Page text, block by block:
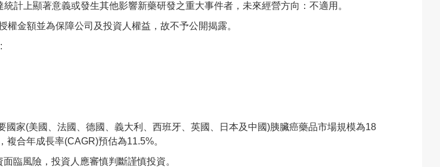
計上顯著意義或發生其他影響新藥研發之重大事件者，未來經營方向：不適用。
金額並為保障公司及投資人權益，故不予公開揭露。
家(美國、法國、德國、義大利、西班牙、英國、日本及中國)胰臟癌藥品市場規模為18
合年成長率(CAGR)預估為11.5%。
臨風險，投資人應審慎判斷謹慎投資。